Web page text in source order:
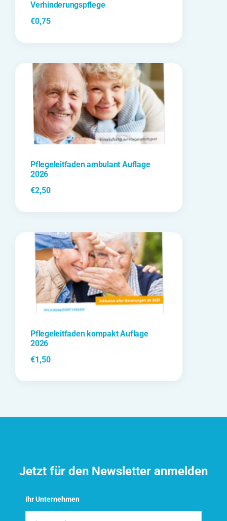
Verhinderungspflege
€0,75
Pflegeleitfaden ambulant Auflage
2026
€2,50
Pflegeleitfaden kompakt Auflage
2026
€1,50
Jetzt für den Newsletter anmelden
Ihr Unternehmen